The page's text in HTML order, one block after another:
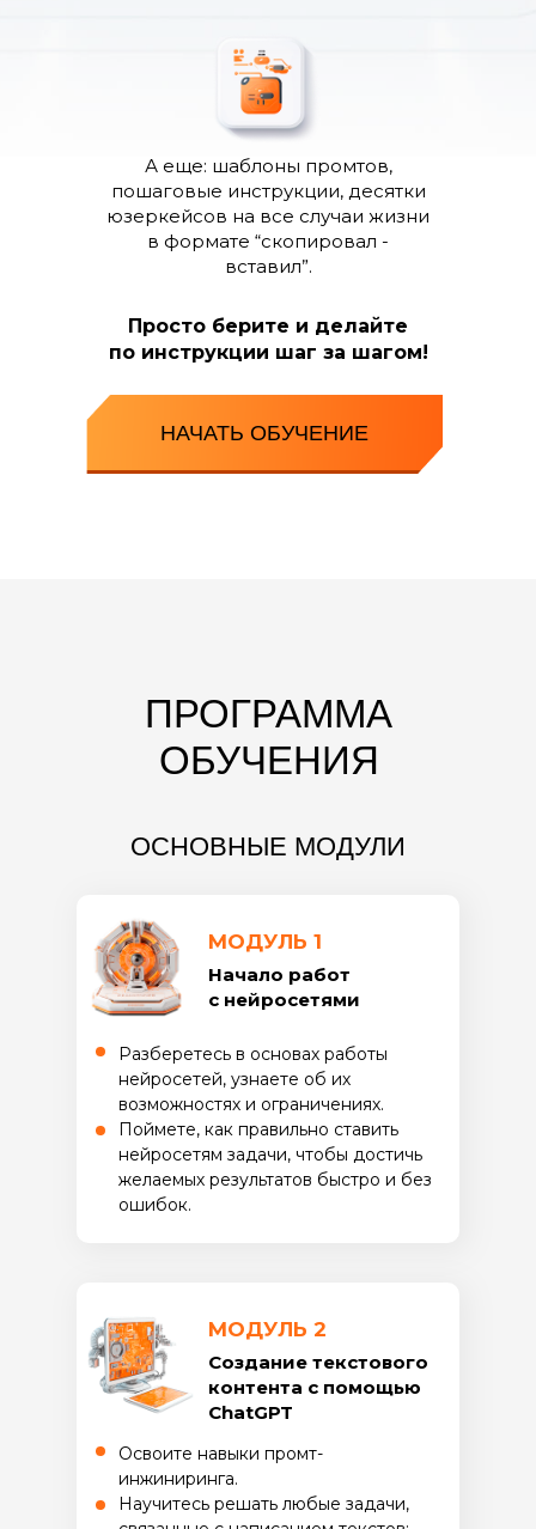
А еще: шаблоны промтов,
пошаговые инструкции, десятки
юзеркейсов на все случаи жизни
в формате “скопировал -
вставил”.
Просто берите и делайте
по инструкции шаг за шагом!
НАЧАТЬ ОБУЧЕНИЕ
ПРОГРАММА
ОБУЧЕНИЯ
ОСНОВНЫЕ МОДУЛИ
МОДУЛЬ 1
Разберетесь в основах работы
нейросетей, узнаете об их
возможностях и ограничениях.
Поймете, как правильно ставить
нейросетям задачи, чтобы достичь
желаемых результатов быстро и без
ошибок.
Начало работ
с нейросетями
МОДУЛЬ 2
Освоите навыки промт-
инжиниринга.
Научитесь решать любые задачи,
Создание текстового
контента с помощью
ChatGPT